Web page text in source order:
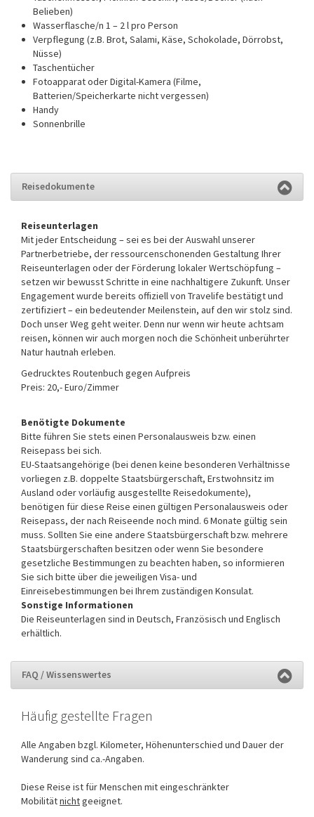
Belieben)
Wasserflasche/n 1 – 2 l pro Person
Verpflegung (z.B. Brot, Salami, Käse, Schokolade, Dörrobst,
Nüsse)
Taschentücher
Fotoapparat oder Digital-Kamera (Filme,
Batterien/Speicherkarte nicht vergessen)
Handy
Sonnenbrille
Reisedokumente
Reiseunterlagen
Mit jeder Entscheidung – sei es bei der Auswahl unserer
Partnerbetriebe, der ressourcenschonenden Gestaltung Ihrer
Reiseunterlagen oder der Förderung lokaler Wertschöpfung –
setzen wir bewusst Schritte in eine nachhaltigere Zukunft. Unser
Engagement wurde bereits offiziell von Travelife bestätigt und
zertifiziert – ein bedeutender Meilenstein, auf den wir stolz sind.
Doch unser Weg geht weiter. Denn nur wenn wir heute achtsam
reisen, können wir auch morgen noch die Schönheit unberührter
Natur hautnah erleben.
Gedrucktes Routenbuch gegen Aufpreis
Preis: 20,- Euro/Zimmer
Benötigte Dokumente
Bitte führen Sie stets einen Personalausweis bzw. einen
Reisepass bei sich.
EU-Staatsangehörige (bei denen keine besonderen Verhältnisse
vorliegen z.B. doppelte Staatsbürgerschaft, Erstwohnsitz im
Ausland oder vorläufig ausgestellte Reisedokumente),
benötigen für diese Reise einen gültigen Personalausweis oder
Reisepass, der nach Reiseende noch mind. 6 Monate gültig sein
muss. Sollten Sie eine andere Staatsbürgerschaft bzw. mehrere
Staatsbürgerschaften besitzen oder wenn Sie besondere
gesetzliche Bestimmungen zu beachten haben, so informieren
Sie sich bitte über die jeweiligen Visa- und
Einreisebestimmungen bei Ihrem zuständigen Konsulat.
Sonstige Informationen
Die Reiseunterlagen sind in Deutsch, Französisch und Englisch
erhältlich.
FAQ / Wissenswertes
Häufig gestellte Fragen
Alle Angaben bzgl. Kilometer, Höhenunterschied und Dauer der
Wanderung sind ca.-Angaben.
Diese Reise ist für Menschen mit eingeschränkter
Mobilitätnichtgeeignet.